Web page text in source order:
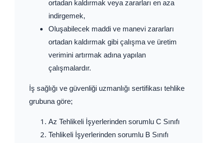
ortadan kaldırmak veya zararları en aza
indirgemek,
Oluşabilecek maddi ve manevi zararları
ortadan kaldırmak gibi çalışma ve üretim
verimini artırmak adına yapılan
çalışmalardır.
İş sağlığı ve güvenliği uzmanlığı sertifikası tehlike
grubuna göre;
Az Tehlikeli İşyerlerinden sorumlu C Sınıfı
Tehlikeli İşyerlerinden sorumlu B Sınıfı